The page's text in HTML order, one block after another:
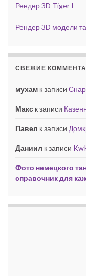
Рендер 3D Tiger I
Рендер 3D модели
СВЕЖИЕ
мухам к записи
Макс к записи
Павел к записи
Даниил к записи
Фото немецкого
справочник для